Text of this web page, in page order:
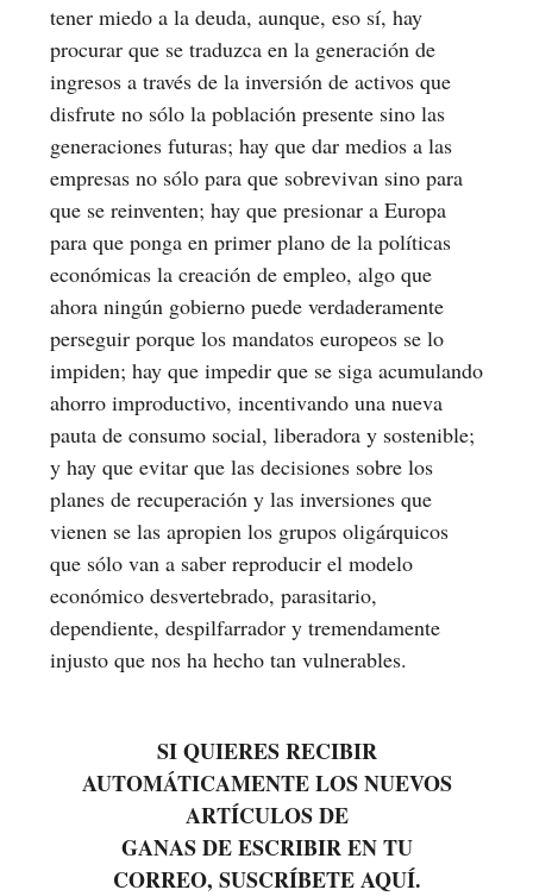
tener miedo a la deuda, aunque, eso sí, hay
procurar que se traduzca en la generación de
ingresos a través de la inversión de activos que
disfrute no sólo la población presente sino las
generaciones futuras; hay que dar medios a las
empresas no sólo para que sobrevivan sino para
que se reinventen; hay que presionar a Europa
para que ponga en primer plano de la políticas
económicas la creación de empleo, algo que
ahora ningún gobierno puede verdaderamente
perseguir porque los mandatos europeos se lo
impiden; hay que impedir que se siga acumulando
ahorro improductivo, incentivando una nueva
pauta de consumo social, liberadora y sostenible;
y hay que evitar que las decisiones sobre los
planes de recuperación y las inversiones que
vienen se las apropien los grupos oligárquicos
que sólo van a saber reproducir el modelo
económico desvertebrado, parasitario,
dependiente, despilfarrador y tremendamente
injusto que nos ha hecho tan vulnerables.
SI QUIERES RECIBIR
AUTOMÁTICAMENTE LOS NUEVOS
ARTÍCULOS DE
GANAS DE ESCRIBIR EN TU
CORREO, SUSCRÍBETE AQUÍ.